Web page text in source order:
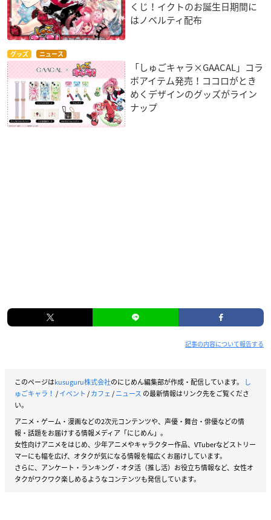
くじ！イクトのお誕生日期間に
はノベルティ配布
グッズ ニュース
「しゅごキャラ×GAACAL」コラ
ボアイテム発売！ココロがとき
めくデザインのグッズがライン
ナップ
記事の内容について報告する
このページはkusuguru株式会社のにじめん編集部が作成・配信しています。
し
ゅごキャラ！ /イベント /カフェ/ニュース の最新情報はリンク先をご覧くださ
い。
アニメ・ゲーム・漫画などの2次元コンテンツや、声優・舞台・俳優などの情
報・話題をお届けする情報メディア「にじめん」。
女性向けアニメをはじめ、少年アニメやキャラクター作品、VTuberなどストリー
マーにも幅を広げ、オタクが気になる情報を幅広くお届けしています。
さらに、アンケート・ランキング・オタ活（推し活）お役立ち情報など、女性オ
タクがワクワク楽しめるようなコンテンツも発信しています。